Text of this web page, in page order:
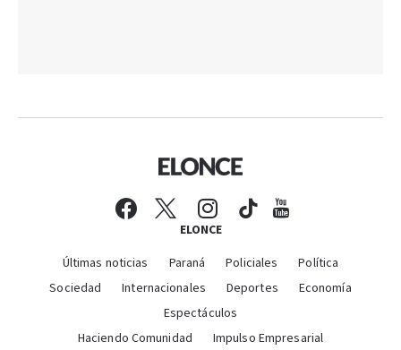
ELONCE
Últimas noticias Paraná Policiales
Política
Sociedad
Internacionales Deportes
Economía
Espectáculos
Haciendo Comunidad
Impulso Empresarial